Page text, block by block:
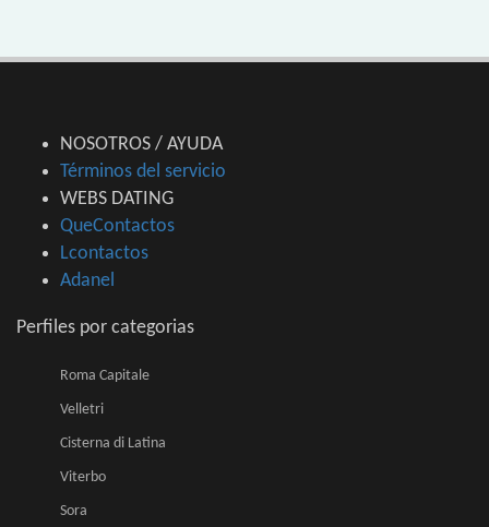
NOSOTROS / AYUDA
Términos del servicio
WEBS DATING
QueContactos
Lcontactos
Adanel
Perfiles por categorias
Roma Capitale
Velletri
Cisterna di Latina
Viterbo
Sora